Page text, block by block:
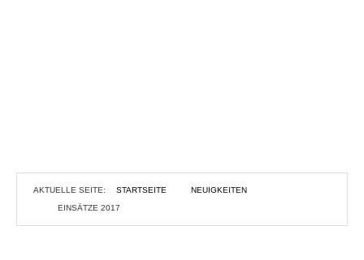
AKTUELLE SEITE: STARTSEITE
NEUIGKEITEN
EINSÄTZE 2017